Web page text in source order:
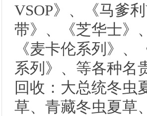
VSOP》、《马爹
带》、《芝华士》
《麦卡伦系列》
系列》、等各种名
回收：大总统冬虫
草、青藏冬虫夏草